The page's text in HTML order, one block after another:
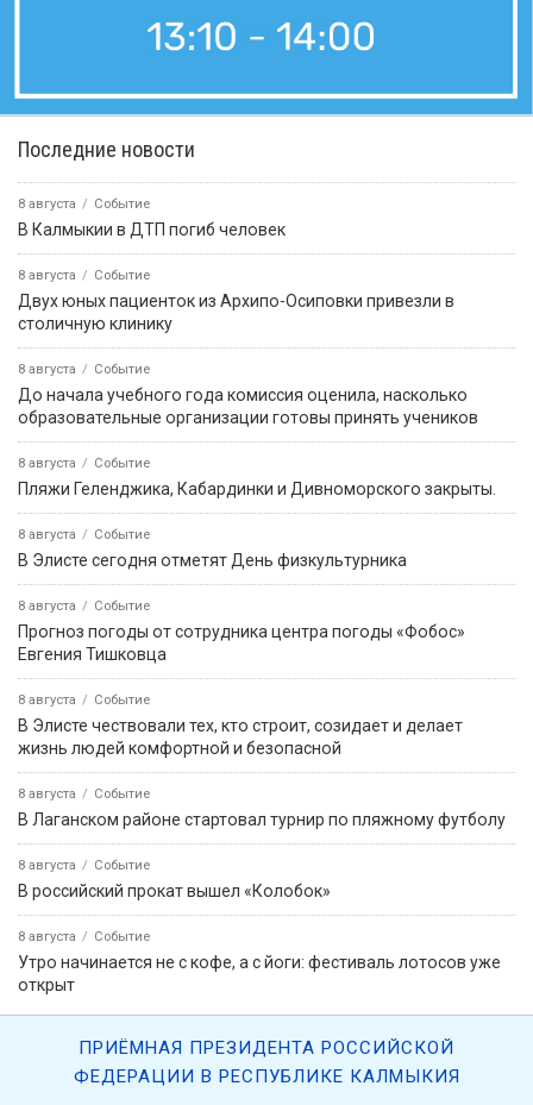
Последние новости
8 августа Событие
В Калмыкии в ДТП погиб человек
8 августа Событие
Двух юных пациенток из Архипо-Осиповки привезли в
столичную клинику
8 августа Событие
До начала учебного года комиссия оценила, насколько
образовательные организации готовы принять учеников
8 августа Событие
️Пляжи Геленджика, Кабардинки и Дивноморского закрыты.
8 августа Событие
В Элисте сегодня отметят День физкультурника
8 августа Событие
Прогноз погоды от сотрудника центра погоды «Фобос»
Евгения Тишковца
8 августа Событие
В Элисте чествовали тех, кто строит, созидает и делает
жизнь людей комфортной и безопасной
8 августа Событие
В Лаганском районе стартовал турнир по пляжному футболу
8 августа Событие
В российский прокат вышел «Колобок»
8 августа Событие
Утро начинается не с кофе, а с йоги: фестиваль лотосов уже
открыт
ПРИЁМНАЯ ПРЕЗИДЕНТА РОССИЙСКОЙ
ФЕДЕРАЦИИ В РЕСПУБЛИКЕ КАЛМЫКИЯ